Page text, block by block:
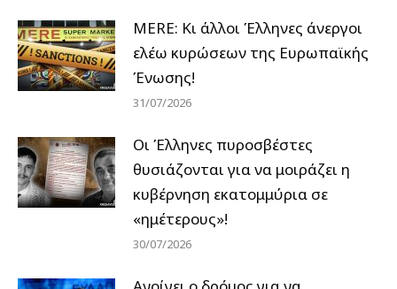
MERE: Κι άλλοι Έλληνες άνεργοι
ελέω κυρώσεων της Ευρωπαϊκής
Ένωσης!
31/07/2026
Οι Έλληνες πυροσβέστες
θυσιάζονται για να μοιράζει η
κυβέρνηση εκατομμύρια σε
«ημέτερους»!
30/07/2026